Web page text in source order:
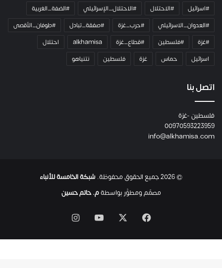
#اسرائيل #الاحتلال #الاحتلال_الإسرائيلي
#الضفة_الغربية
#العدوان_الاسرائيلي
#حرب_غزة #صفقة_تبادل
#طوفان_الأقصى
#غزة
#فلسطين #قطاع_غزة alkhamisa
احتلال
اسرائيل
حماس غزة فلسطين نتنياهو
اتصل بنا
فلسطين -غزة
00970593223959
info@alkhamisa.com
© 2026 جميع الحقوق محفوظة.
شبكة الخامسة للأنباء
مصمّم ومطوَّر بواسطةم. حاتم حسين
فيسبوك ‫YouTubeانستقرام